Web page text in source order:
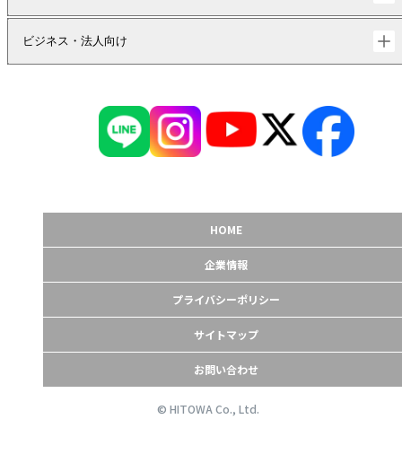
ビジネス・法人向け
HOME
企業情報
プライバシーポリシー
サイトマップ
お問い合わせ
© HITOWA Co., Ltd.